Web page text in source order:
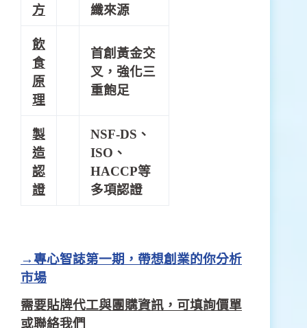
方
纖來源
飲
食
原
理
首創黃金交
叉，強化三
重飽足
製
造
認
證
NSF-DS、
ISO、
HACCP等
多項認證
→專心智誌第一期，帶想創業的你分析
市場
需要貼牌代工與團購資訊，可填詢價單
或聯絡我們